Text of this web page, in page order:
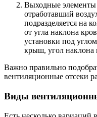
Выходные элементы
отработавший
подразделяется на
от угла наклона
установки под
крыш, угол наклона
Важно правильно
вентиляционные отсеки
Виды